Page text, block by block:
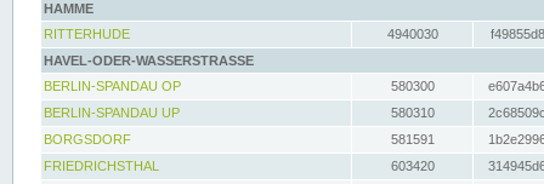
HAMME
RITTERHUDE
4940030
HAVEL-ODER-WASSERSTRASSE
BERLIN-SPANDAU OP
580300
BERLIN-SPANDAU UP
580310
BORGSDORF
581591
FRIEDRICHSTHAL
603420